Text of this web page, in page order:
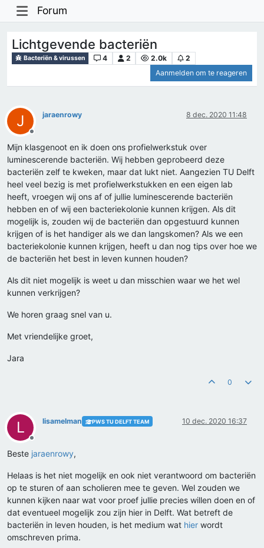
Forum
Lichtgevende bacteriën
Bacteriën & virussen 4 2 2.0k
2
Aanmelden om te reageren
J
Offline
jaraenrowy 8 dec. 2020 11:48
Mijn klasgenoot en ik doen ons profielwerkstuk over
luminescerende bacteriën. Wij hebben geprobeerd deze
bacteriën zelf te kweken, maar dat lukt niet. Aangezien TU Delft
heel veel bezig is met profielwerkstukken en een eigen lab
heeft, vroegen wij ons af of jullie luminescerende bacteriën
hebben en of wij een bacteriekolonie kunnen krijgen. Als dit
mogelijk is, zouden wij de bacteriën dan opgestuurd kunnen
krijgen of is het handiger als we dan langskomen? Als we een
bacteriekolonie kunnen krijgen, heeft u dan nog tips over hoe we
de bacteriën het best in leven kunnen houden?
Als dit niet mogelijk is weet u dan misschien waar we het wel
kunnen verkrijgen?
We horen graag snel van u.
Met vriendelijke groet,
Jara
0
L
Offline
lisamelman PWS TU DELFT TEAM 10 dec. 2020 16:37
Beste jaraenrowy,
Helaas is het niet mogelijk en ook niet verantwoord om bacteriën
op te sturen of aan scholieren mee te geven. Wel zouden we
kunnen kijken naar wat voor proef jullie precies willen doen en of
dat eventueel mogelijk zou zijn hier in Delft. Wat betreft de
bacteriën in leven houden, is het medium wat hier wordt
omschreven prima.